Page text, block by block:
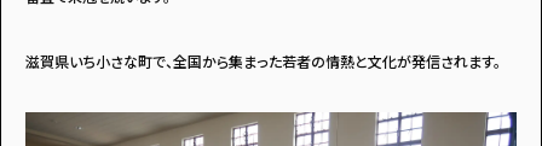
・マイナビティーンズについて
・読者プレゼント
・広告掲載のお問い合わせ
滋賀県いち小さな町で、全国から集まった若者の情熱と文化が発信されます。